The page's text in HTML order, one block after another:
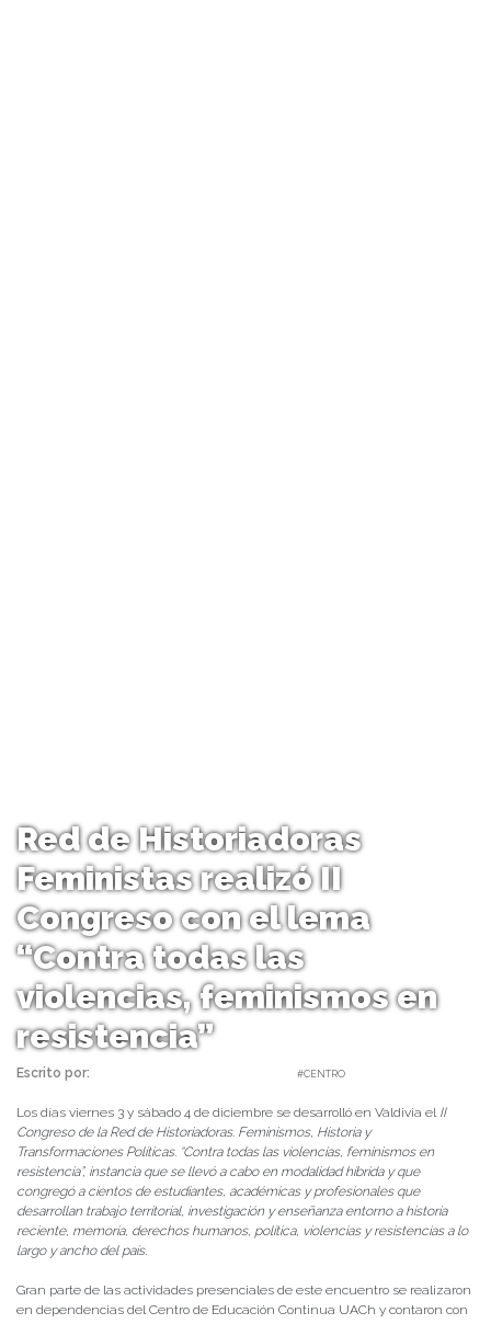
Red de Historiadoras
Feministas realizó II
Congreso con el lema
“Contra todas las
violencias, feminismos en
resistencia”
Escrito por: #CENTRO
Los días viernes 3 y sábado 4 de diciembre se desarrolló en Valdivia el II
Congreso de la Red de Historiadoras. Feminismos, Historia y
Transformaciones Políticas. “Contra todas las violencias, feminismos en
resistencia”, instancia que se llevó a cabo en modalidad híbrida y que
congregó a cientos de estudiantes, académicas y profesionales que
desarrollan trabajo territorial, investigación y enseñanza entorno a historia
reciente, memoria, derechos humanos, política, violencias y resistencias a lo
largo y ancho del país.
Gran parte de las actividades presenciales de este encuentro se realizaron
en dependencias del Centro de Educación Continua UACh y contaron con